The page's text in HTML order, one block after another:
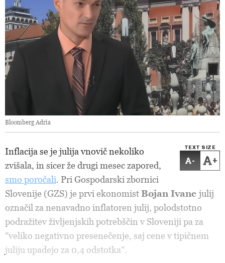
Bloomberg Adria
TEXT SIZE
- +
Inflacija se je julija vnovič nekoliko
zvišala, in sicer že drugi mesec zapored,
smo poročali. Pri Gospodarski zbornici
Slovenije (GZS) je prvi ekonomistBojan Ivanc julij
označil za nenavadno inflatoren julij, polodstotno
podražitev življenjskih potrebščin v Sloveniji pa za
"veliko negativno presenečenje, saj cene v tipičnem
juliju upadejo za 0,4 odstotka".